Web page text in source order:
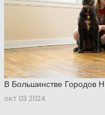
В Большинстве Городов
окт 03 2024